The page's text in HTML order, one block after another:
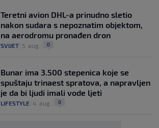
Teretni avion DHL-a prinudno sletio
nakon sudara s nepoznatim objektom,
na aerodromu pronađen dron
SVIJET 5. aug. 0
Bunar imа 3.500 stepenica koje se
spuštaju trinaest spratova, a napravljen
je da bi ljudi imali vode ljeti
LIFESTYLE 4. aug. 0